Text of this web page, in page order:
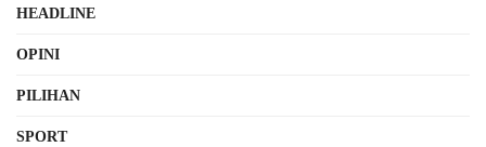
HEADLINE
OPINI
PILIHAN
SPORT